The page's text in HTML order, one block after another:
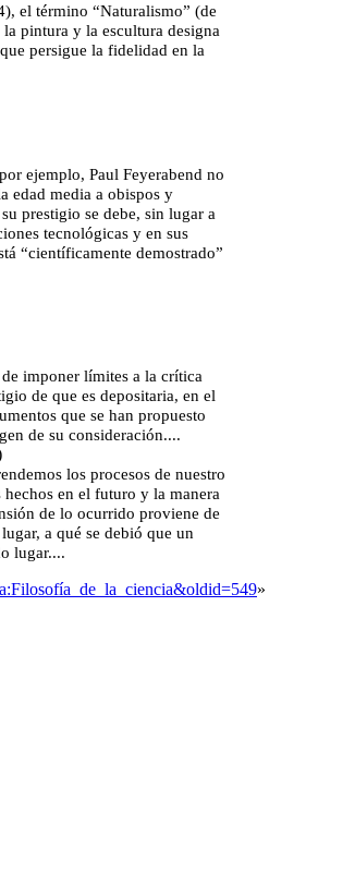
el término “Naturalismo” (de
pintura y la escultura designa
persigue la fidelidad en la
ejemplo, Paul Feyerabend no
edad media a obispos y
prestigio se debe, sin lugar a
tecnológicas y en sus
“científicamente demostrado”
imponer límites a la crítica
de que es depositaria, en el
que se han propuesto
de su consideración....
los procesos de nuestro
en el futuro y la manera
de lo ocurrido proviene de
a qué se debió que un
lugar....
»